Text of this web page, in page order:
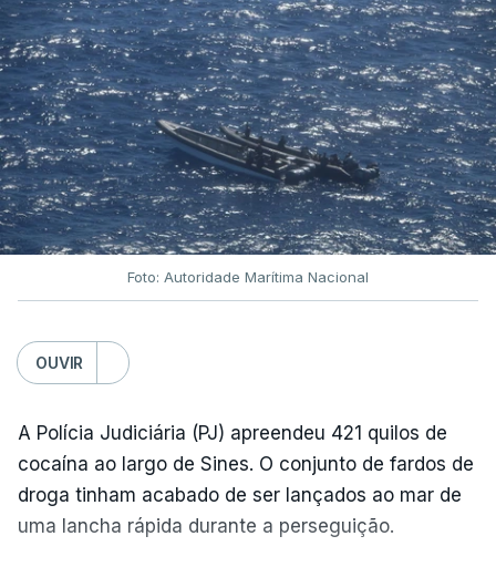
Foto: Autoridade Marítima Nacional
OUVIR
A Polícia Judiciária (PJ) apreendeu 421 quilos de
cocaína ao largo de Sines. O conjunto de fardos de
droga tinham acabado de ser lançados ao mar de
uma lancha rápida durante a perseguição.